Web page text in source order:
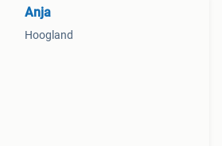
Anja
Hoogland